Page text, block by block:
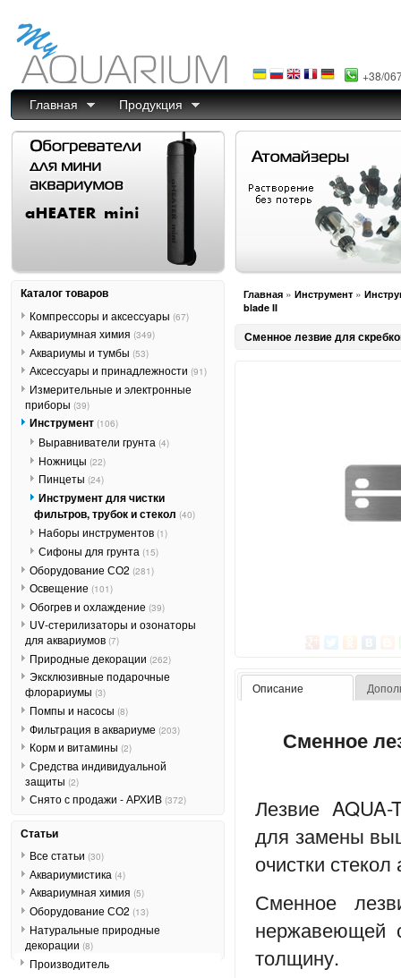
+38/
Главная Продукция
Главная » Инструмент »
blade II
Сменное лезвие для
Описание
Сменное
Лезвие
для замены
очистки
Сменное
нержавеющей
толщину.
Каталог товаров
Компрессоры и аксессуары (67)
Аквариумная химия (349)
Аквариумы и тумбы (53)
Аксессуары и принадлежности (91)
Измерительные и электронные
приборы (39)
Инструмент (106)
Выравниватели грунта (4)
Ножницы (22)
Пинцеты (24)
Инструмент для чистки
фильтров, трубок и стекол (40)
Наборы инструментов (1)
Сифоны для грунта (15)
Оборудование СО2 (281)
Освещение (101)
Обогрев и охлаждение (39)
UV-стерилизаторы и озонаторы
для аквариумов (7)
Природные декорации (262)
Эксклюзивные подарочные
флорариумы (3)
Помпы и насосы (8)
Фильтрация в аквариуме (203)
Корм и витамины (2)
Средства индивидуальной
защиты (2)
Снято с продажи - АРХИВ (372)
Статьи
Все статьи (30)
Аквариумистика (4)
Аквариумная химия (5)
Оборудование СО2 (13)
Натуральные природные
декорации (8)
Производитель